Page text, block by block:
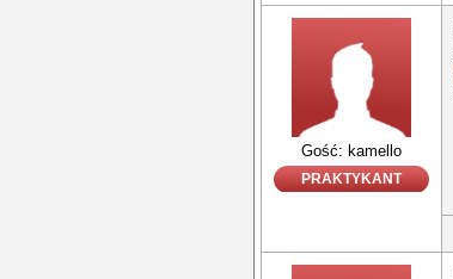
Gość: kamello
PRAKTYKANT